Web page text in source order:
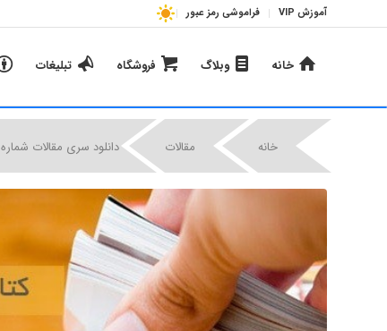
آموزش VIP فراموشی رمز عبور
خانه وبلاگ فروشگاه تبلیغات
خانه مقالات | دانلود سری مقالات شماره 1 ایمنی و بهداشت حرفه ای